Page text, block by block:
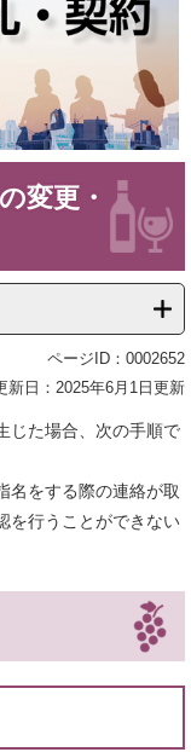
変更・
ページID：0002652
新日：2025年6月1日更新
じた場合、次の手順で
をする際の連絡が取
を行うことができない